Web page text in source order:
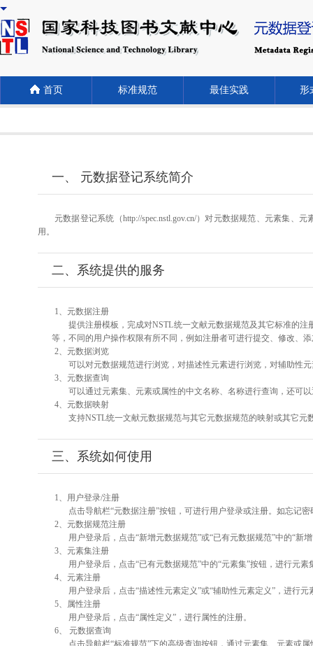
首页 标准规范 最佳实践 形
一、 元数据登记系统简介
元数据登记系统（http://spec.nstl.gov.cn/）对元数据规范、元素集
用。
二、系统提供的服务
1、元数据注册
提供注册模板，完成对NSTL统一文献元数据规范及其它标准的
等，不同的用户操作权限有所不同，例如注册者可进行提交、修改、
2、元数据浏览
可以对元数据规范进行浏览，对描述性元素进行浏览，对辅助性
3、元数据查询
可以通过元素集、元素或属性的中文名称、名称进行查询，还可
4、元数据映射
支持NSTL统一文献元数据规范与其它元数据规范的映射或其它元
三、系统如何使用
1、用户登录/注册
点击导航栏“元数据注册”按钮，可进行用户登录或注册。如忘记
2、元数据规范注册
用户登录后，点击“新增元数据规范”或“已有元数据规范”中的“新
3、元素集注册
用户登录后，点击“已有元数据规范”中的“元素集”按钮，进行元素
4、元素注册
用户登录后，点击“描述性元素定义”或“辅助性元素定义”，进行元
5、属性注册
用户登录后，点击“属性定义”，进行属性的注册。
6、 元数据查询
点击导航栏“标准规范”下的高级查询按钮，通过元素集、元素或